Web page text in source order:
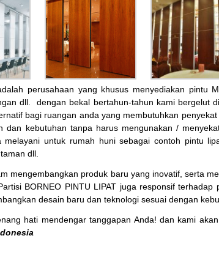
perusahaan yang khusus menyediakan pintu
dll. dengan bekal bertahun-tahun kami bergelut
bagi ruangan anda yang membutuhkan
kebutuhan tanpa harus mengunakan /
untuk rumah huni sebagai contoh pintu
dll.
mengembangkan produk baru yang inovatif, serta
BORNEO PINTU LIPAT juga responsif
desain baru dan teknologi sesuai dengan
hati mendengar tanggapan Anda! dan kami